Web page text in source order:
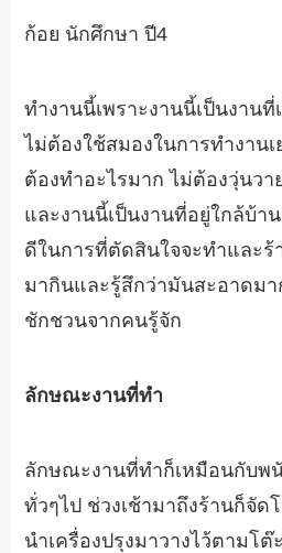
ก้อย นักศึกษา ปี4
ทำงานนี้เพราะงานนี้เป็นงานที่
ไม่ต้องใช้สมองในการทำงาน
ต้องทำอะไรมาก ไม่ต้องวุ่นวา
และงานนี้เป็นงานที่อยู่ใกล้บ้า
ดีในการที่ตัดสินใจจะทำและร้
มากินและรู้สึกว่ามันสะอาดมา
ชักชวนจากคนรู้จัก
ลักษณะงานที่ทำ
ลักษณะงานที่ทำก็เหมือนกับพ
ทั่วๆไป ช่วงเช้ามาถึงร้านก็จัด
นำเครื่องปรุงมาวางไว้ตามโ